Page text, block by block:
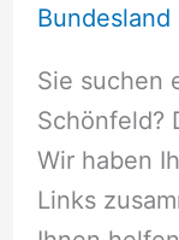
Bundesland
Sie suchen
Schönfeld?
Wir haben
Links